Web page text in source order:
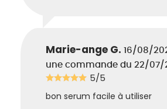
Marie-ange G.16/08/
une commande du 22/07/
5/5
bon serum facile à utiliser